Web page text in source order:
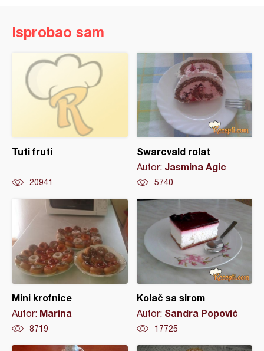
Isprobao sam
Tuti fruti
20941
Swarcvald rolat
Autor: Jasmina Agic
5740
Mini krofnice
Autor: Marina
8719
Kolač sa sirom
Autor: Sandra Popović
17725